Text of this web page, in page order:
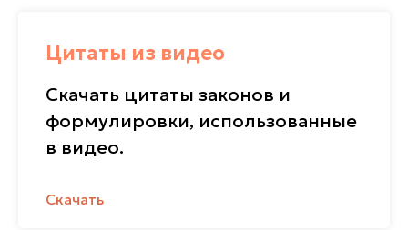
Цитаты из видео
Скачать цитаты законов и
формулировки, использованные
в видео.
Скачать
О канале
Телепрограмма
Проекты